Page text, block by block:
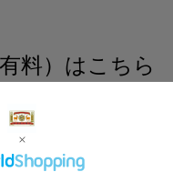
料）はこちら
をご用意しております。